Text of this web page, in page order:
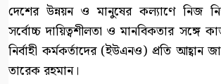
দেশের উন্নয়ন ও মানুষের কল্যাণে নিজ
সর্বোচ্চ দায়িত্বশীলতা ও মানবিকতার সঙ্গে
নির্বাহী কর্মকর্তাদের (ইউএনও) প্রতি আহ্বান
তারেক রহমান।